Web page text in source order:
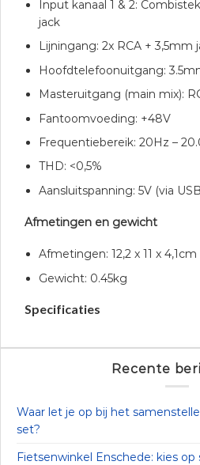
Input kanaal 1 & 2:
jack
Lijningang: 2x RCA + 3,5mm
Hoofdtelefoonuitgang:
Masteruitgang (main mix):
Fantoomvoeding: +48V
Frequentiebereik: 20Hz –
THD: <0,5%
Aansluitspanning: 5V (via
Afmetingen en gewicht
Afmetingen: 12,2 x 11 x 4,1cm
Gewicht: 0.45kg
Specificaties
Recente
Waar let je op bij het
set?
Fietsenwinkel Enschede: kies